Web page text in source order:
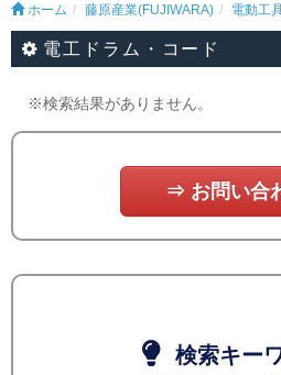
ホーム 藤原産業(FUJIWARA) 電動工
電工ドラム・コード
※検索結果がありません。
⇒ お問い合
検索キー